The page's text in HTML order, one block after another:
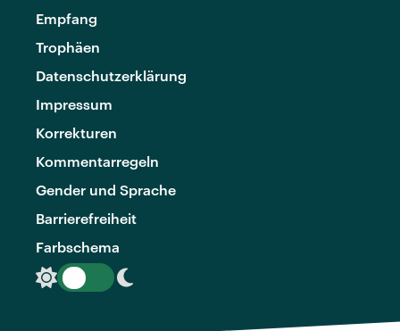
Empfang
Trophäen
Datenschutzerklärung
Impressum
Korrekturen
Kommentarregeln
Gender und Sprache
Barrierefreiheit
Farbschema